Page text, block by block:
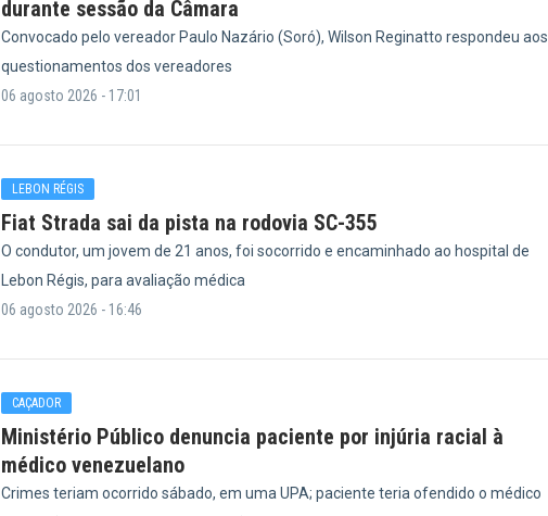
durante sessão da Câmara
Convocado pelo vereador Paulo Nazário (Soró), Wilson Reginatto respondeu aos
questionamentos dos vereadores
06 agosto 2026 - 17:01
LEBON RÉGIS
Fiat Strada sai da pista na rodovia SC-355
O condutor, um jovem de 21 anos, foi socorrido e encaminhado ao hospital de
Lebon Régis, para avaliação médica
06 agosto 2026 - 16:46
CAÇADOR
Ministério Público denuncia paciente por injúria racial à
médico venezuelano
Crimes teriam ocorrido sábado, em uma UPA; paciente teria ofendido o médico